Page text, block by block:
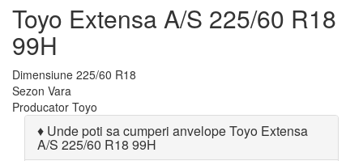
Toyo Extensa A/S 225/60 R18
99H
Dimensiune 225/60 R18
Sezon Vara
Producator Toyo
♦ Unde poti sa cumperi anvelope Toyo Extensa
A/S 225/60 R18 99H